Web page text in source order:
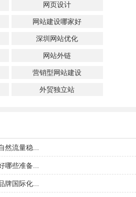
网页设计
网站建设哪家好
深圳网站优化
网站外链
营销型网站建设
外贸独立站
然流量稳...
哪些准备...
牌国际化...